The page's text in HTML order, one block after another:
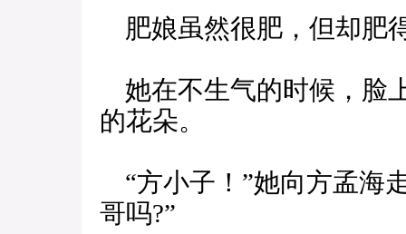
肥娘虽然很肥，但却肥
她在不生气的时候，脸
的花朵。
“方小子！”她向方孟海
哥吗?”